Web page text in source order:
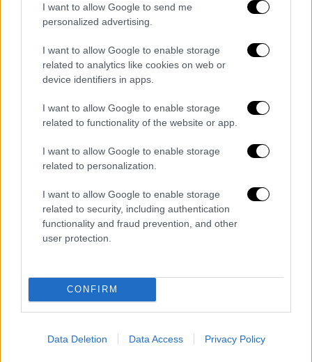
I want to allow Google to send me
personalized advertising.
I want to allow Google to enable storage
related to analytics like cookies on web or
device identifiers in apps.
I want to allow Google to enable storage
related to functionality of the website or app.
I want to allow Google to enable storage
related to personalization.
I want to allow Google to enable storage
related to security, including authentication
functionality and fraud prevention, and other
user protection.
CONFIRM
Data Deletion Data Access Privacy Policy
Ντένβερκαι τοFort Worthτου Ντάλας.
Σύμφωνα με το υπουργείο Μεταφορών, η
μείωση της κίνησης στα αεροδρόμια θα
ανέλθει στο 4% σήμερα, θα αυξηθεί στο 6%
την 11η Νοεμβρίου και θα φθάσει στο 10% τη
14η Νοεμβρίου.
Ουρές στην Καλιφόρνια για δωρεάν
τρόφιμα
σχηματίζουν ουρές στην Καλιφόρνια, καθώς
πολίτες περιμένουν ώρες για δωρεάν
τρόφιμα, εξαιτίας του